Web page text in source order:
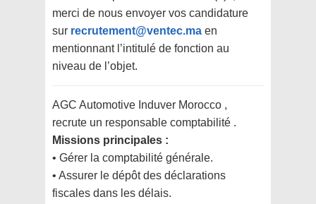
merci de nous envoyer vos candidature
sur recrutement@ventec.ma en
mentionnant l’intitulé de fonction au
niveau de l’objet.
AGC Automotive Induver Morocco ,
recrute un responsable comptabilité .
Missions principales :
• Gérer la comptabilité générale.
• Assurer le dépôt des déclarations
fiscales dans les délais.